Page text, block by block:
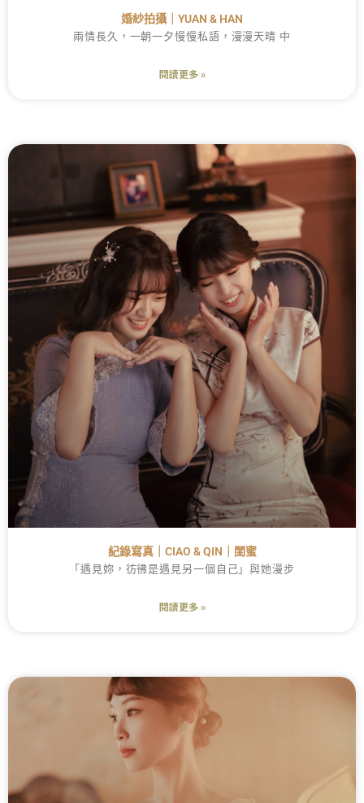
婚紗拍攝｜YUAN & HAN
兩情長久，一朝一夕慢慢私語，漫漫天晴 中
閱讀更多 »
紀錄寫真｜CIAO & QIN｜閨蜜
「遇見妳，彷彿是遇見另一個自己」與她漫步
閱讀更多 »